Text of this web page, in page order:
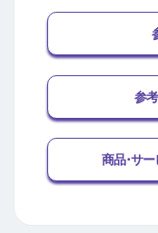
参
商品･サ